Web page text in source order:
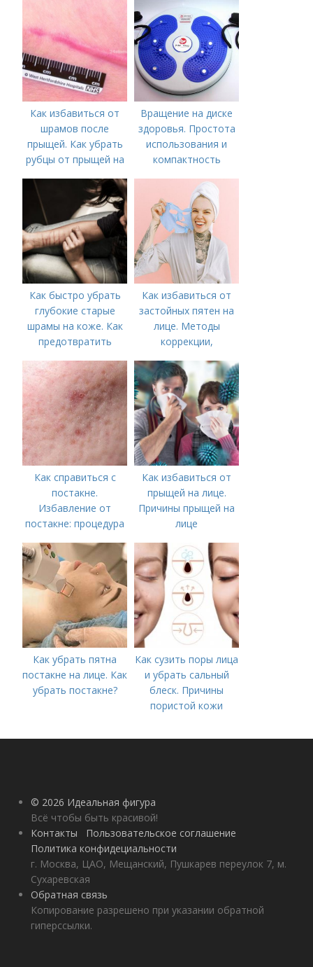
внешности по Дэвиду
Кибби.
Как избавиться от
шрамов после
прыщей. Как убрать
рубцы от прыщей на
Вращение на диске
здоровья. Простота
использования и
компактность
Как быстро убрать
глубокие старые
шрамы на коже. Как
предотвратить
Как избавиться от
застойных пятен на
лице. Методы
коррекции,
акне и удаления
рубцов и шрамов
постакне
Как справиться с
постакне.
Избавление от
постакне: процедура
Как избавиться от
прыщей на лице.
Причины прыщей на
лице
Как убрать пятна
постакне на лице. Как
убрать постакне?
Как сузить поры лица
и убрать сальный
блеск. Причины
пористой кожи
© 2026 Идеальная фигура
Всё чтобы быть красивой!
Контакты
Пользовательское соглашение
Политика конфидециальности
г. Москва, ЦАО, Мещанский, Пушкарев переулок 7, м.
Сухаревская
Обратная связь
Копирование разрешено при указании обратной
гиперссылки.